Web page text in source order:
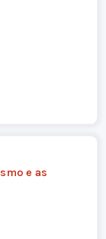
e as